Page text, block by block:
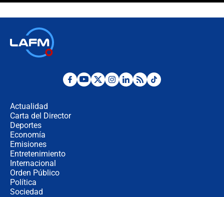
Posesión de Abelardo De La Espriella
Actualidad
Carta del Director
Deportes
Economía
Emisiones
Entretenimiento
Internacional
Orden Público
Política
Sociedad